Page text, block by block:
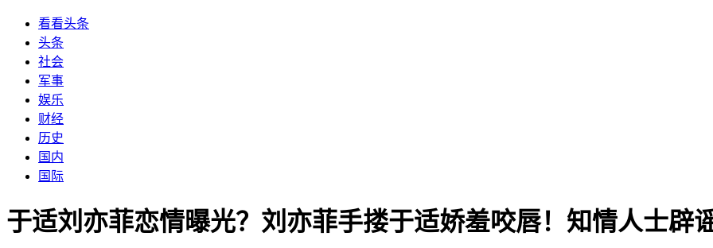
看看头条
头条
社会
军事
娱乐
财经
历史
国内
国际
于适刘亦菲恋情曝光？刘亦菲手搂于适娇羞咬唇！知情人士辟